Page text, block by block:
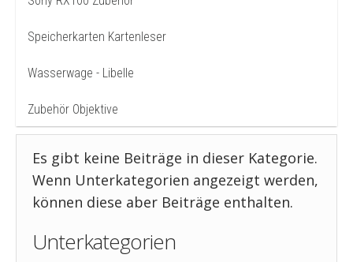
Speicherkarten Kartenleser
Wasserwage - Libelle
Zubehör Objektive
Es gibt keine Beiträge in dieser Kategorie.
Wenn Unterkategorien angezeigt werden,
können diese aber Beiträge enthalten.
Unterkategorien